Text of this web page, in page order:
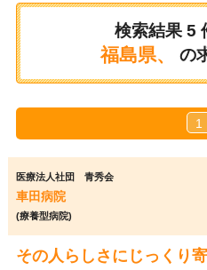
検索結果 5
福島県、 の
1
医療法人社団 青秀会
車田病院
(療養型病院)
その人らしさにじっくり